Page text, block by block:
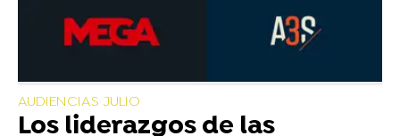
AUDIENCIAS JULIO
Los liderazgos de las